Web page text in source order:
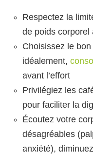
Respectez la
de poids corporel
Choisissez le
idéalement,
avant l’effort
Privilégiez les
pour faciliter la
Écoutez votre
désagréables
anxiété),